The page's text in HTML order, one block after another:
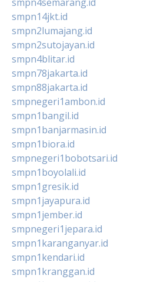
smpn14jkt.id
smpn2lumajang.id
smpn2sutojayan.id
smpn4blitar.id
smpn78jakarta.id
smpn88jakarta.id
smpnegeri1ambon.id
smpn1bangil.id
smpn1banjarmasin.id
smpn1biora.id
smpnegeri1bobotsari.id
smpn1boyolali.id
smpn1gresik.id
smpn1jayapura.id
smpn1jember.id
smpnegeri1jepara.id
smpn1karanganyar.id
smpn1kendari.id
smpn1kranggan.id